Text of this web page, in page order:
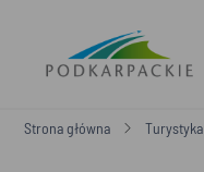
Strona główna Turystyka